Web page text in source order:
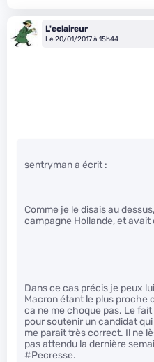
L'eclaireur
Le 20/01/2017 à 15h44
sentryman a écrit :
Comme je le disais au
campagne Hollande, et
Dans ce cas précis je peux
Macron étant le plus proche
ca ne me choque pas. Le fait
pour soutenir un candidat
me parait très correct. Il ne
pas attendu la dernière
#Pecresse.